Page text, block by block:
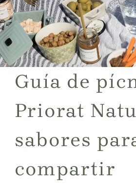
Guía de
Priorat
sabores
compartir